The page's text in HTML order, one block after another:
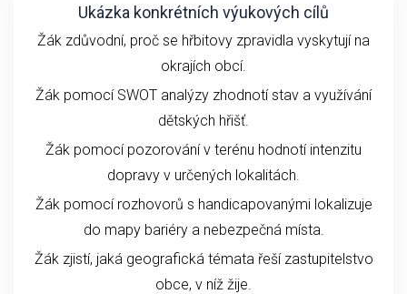
Ukázka konkrétních výukových cílů
Žák zdůvodní, proč se hřbitovy zpravidla vyskytují na
okrajích obcí.
Žák pomocí SWOT analýzy zhodnotí stav a využívání
dětských hřišť.
Žák pomocí pozorování v terénu hodnotí intenzitu
dopravy v určených lokalitách.
Žák pomocí rozhovorů s handicapovanými lokalizuje
do mapy bariéry a nebezpečná místa.
Žák zjistí, jaká geografická témata řeší zastupitelstvo
obce, v níž žije.